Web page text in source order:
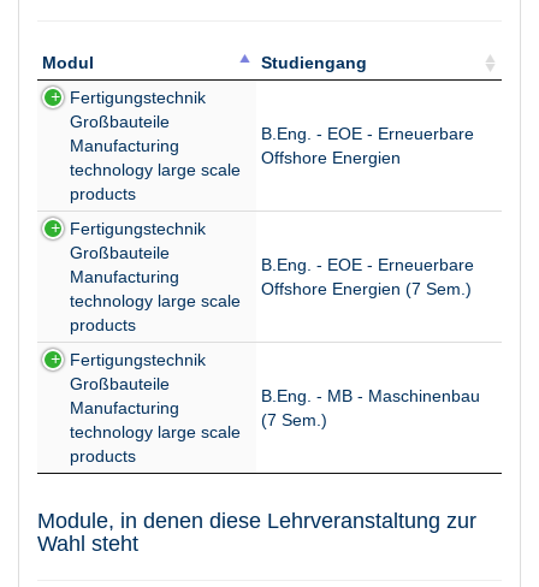
Modul
Studiengang
ModulFertigungstechnik
Großbauteile
Manufacturing
technology large scale
products
B.Eng. - EOE - Erneuerbare
Offshore Energien
Fertigungstechnik
Großbauteile
Manufacturing
technology large scale
products
B.Eng. - EOE - Erneuerbare
Offshore Energien (7 Sem.)
Fertigungstechnik
Großbauteile
Manufacturing
technology large scale
products
B.Eng. - MB - Maschinenbau
(7 Sem.)
Module, in denen diese Lehrveranstaltung zur
Wahl steht